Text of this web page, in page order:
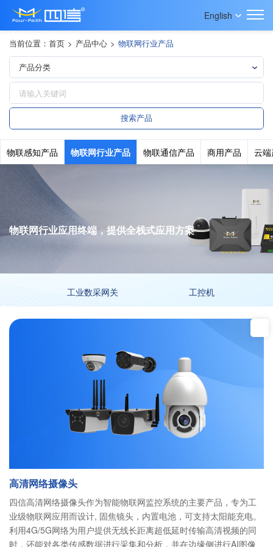
English
当前位置： 首页 > 产品中心 > 物联网行业产品
物联感知产品 物联网行业产品 物联通信产品 商用产品 云
物联网行业应用终端，提供全栈式应用方案
工业数采网关 工控机
高清网络摄像头
四信高清网络摄像头作为智能物联网监控系统的主要产品，专为工
业级物联网应用而设计, 固焦镜头，内置电池，可支持太阳能充电。
利用4G/5G网络为用户提供无线长距离超低延时传输高清视频的同
时，还能对各类传感数据进行采集和分析，并在边缘侧进行AI图像